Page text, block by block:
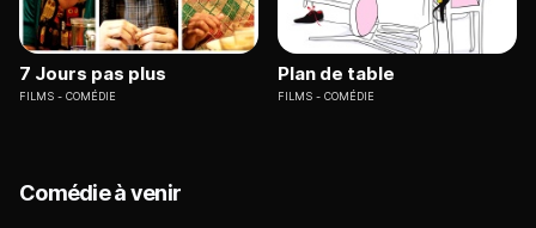
7 Jours pas plus
FILMS COMÉDIE
Plan de table
FILMS COMÉDIE
Comédie à venir